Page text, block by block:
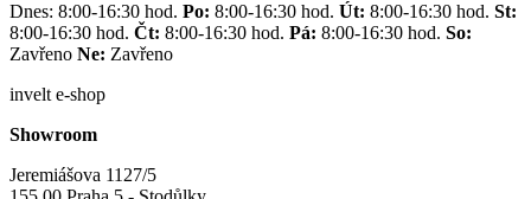
Dnes: 8:00-16:30 hod. Po: 8:00-16:30 hod. Út: 8:00-16:30 hod. St:
8:00-16:30 hod. Čt: 8:00-16:30 hod. Pá: 8:00-16:30 hod. So:
Zavřeno Ne: Zavřeno
invelt e-shop
Showroom
Jeremiášova 1127/5